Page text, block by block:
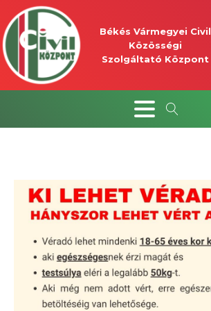
Békés Vármegyei Civil
Közösségi
Szolgáltató Központ